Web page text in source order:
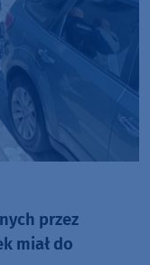
przez
miał do